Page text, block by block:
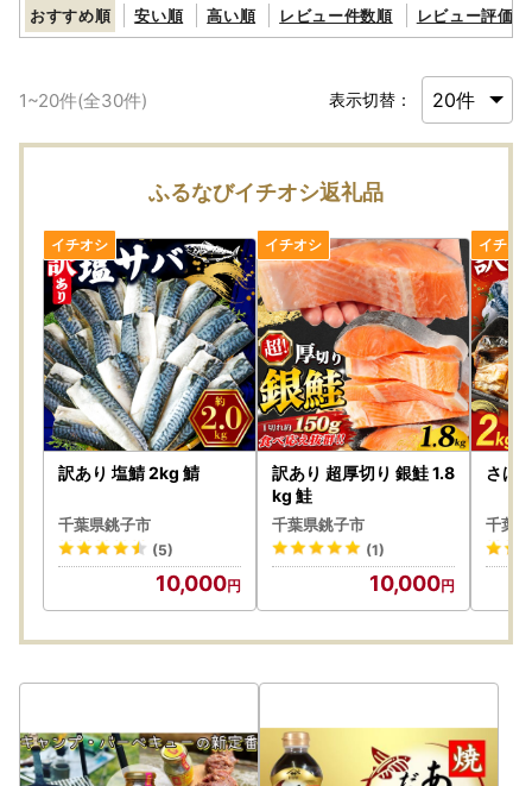
おすすめ順 安い順 高い順 レビュー件数順 レビュー評価順
1~20件(全30件) 表示切替：
ふるなびイチオシ返礼品
訳あり 塩鯖 2kg 鯖
千葉県銚子市
(5)
10,000
訳あり 超厚切り 銀鮭 1.8
kg 鮭
千葉県銚子市
(1)
10,000
さば
千葉